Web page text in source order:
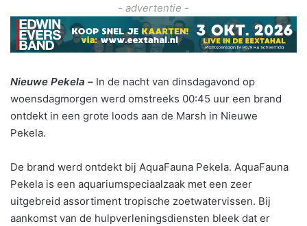
- advertentie -
Nieuwe Pekela – In de nacht van dinsdagavond op
woensdagmorgen werd omstreeks 00:45 uur een brand
ontdekt in een grote loods aan de Marsh in Nieuwe
Pekela.
De brand werd ontdekt bij AquaFauna Pekela. AquaFauna
Pekela is een aquariumspeciaalzaak met een zeer
uitgebreid assortiment tropische zoetwatervissen. Bij
aankomst van de hulpverleningsdiensten bleek dat er